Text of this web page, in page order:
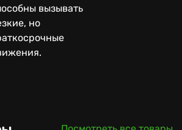
вызывать
но